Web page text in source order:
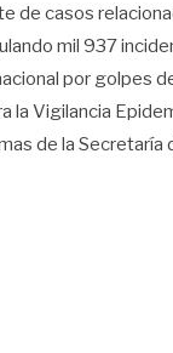
de casos
mil 937
por golpes
la Vigilancia
de la Secretaría